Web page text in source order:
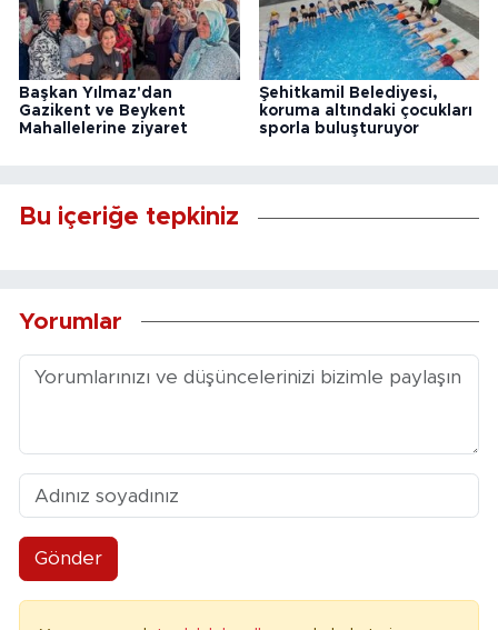
Başkan Yılmaz'dan
Gazikent ve Beykent
Mahallelerine ziyaret
Şehitkamil Belediyesi,
koruma altındaki çocukları
sporla buluşturuyor
Bu içeriğe tepkiniz
Yorumlar
Gönder